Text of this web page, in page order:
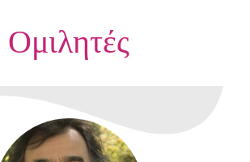
Ομιλητές